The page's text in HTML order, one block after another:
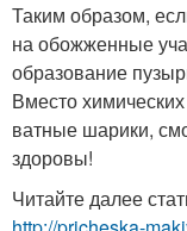
Таким образом,
на обожженные
образование
Вместо
ватные шарики,
здоровы!
Читайте далее